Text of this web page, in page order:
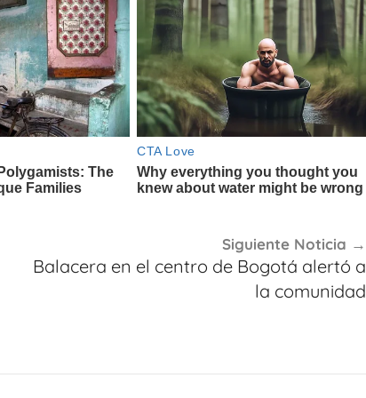
Siguiente Noticia
Balacera en el centro de Bogotá alertó a
la comunidad